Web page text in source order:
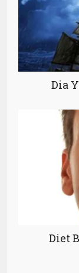
Dia
Diet